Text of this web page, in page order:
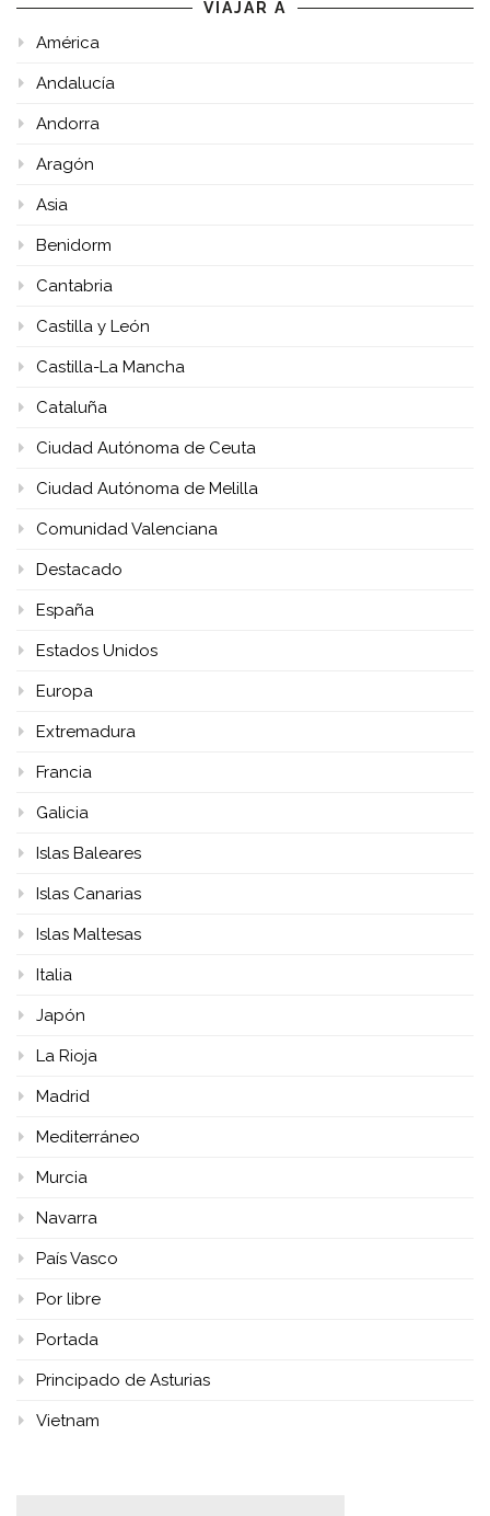
VIAJAR A
América
Andalucía
Andorra
Aragón
Asia
Benidorm
Cantabria
Castilla y León
Castilla-La Mancha
Cataluña
Ciudad Autónoma de Ceuta
Ciudad Autónoma de Melilla
Comunidad Valenciana
Destacado
España
Estados Unidos
Europa
Extremadura
Francia
Galicia
Islas Baleares
Islas Canarias
Islas Maltesas
Italia
Japón
La Rioja
Madrid
Mediterráneo
Murcia
Navarra
País Vasco
Por libre
Portada
Principado de Asturias
Vietnam